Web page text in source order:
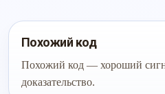
Похожий код
Похожий код — хороший
доказательство.